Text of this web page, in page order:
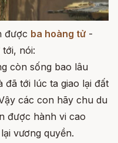
được ba hoàng tử -
nói:
còn sống bao lâu
đã tới lúc ta giao lại đất
các con hãy chu du
được hành vi cao
vương quyền.